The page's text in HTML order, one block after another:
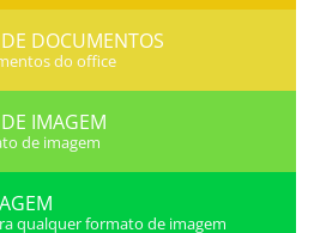
DOCUMENTOS
do office
IMAGEM
de imagem
qualquer formato de imagem